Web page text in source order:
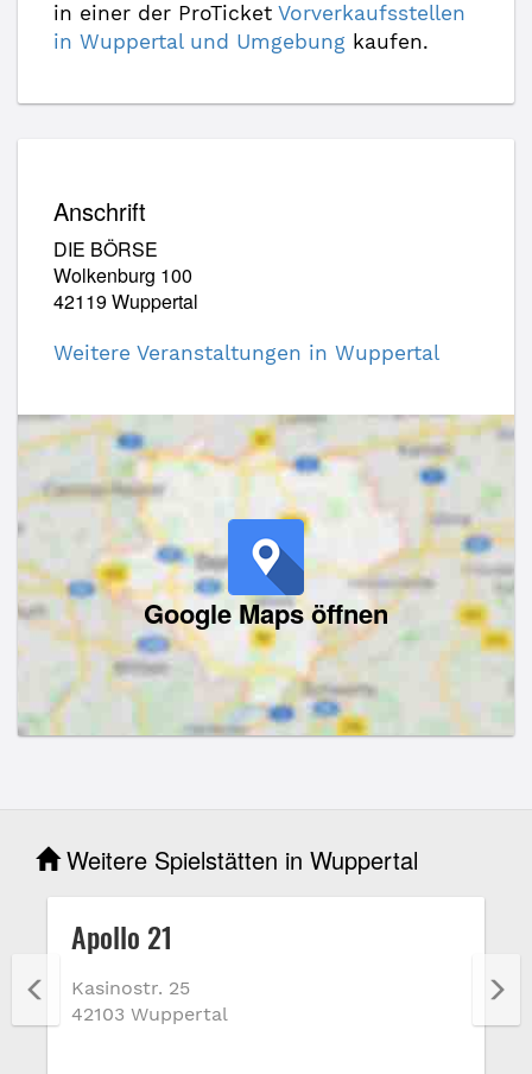
in einer der ProTicket Vorverkaufsstellen
in Wuppertal und Umgebung kaufen.
Anschrift
DIE BÖRSE
Wolkenburg 100
42119 Wuppertal
Weitere Veranstaltungen in Wuppertal
Google Maps öffnen
Weitere Spielstätten in Wuppertal
Apollo 21
Kasinostr. 25
42103 Wuppertal